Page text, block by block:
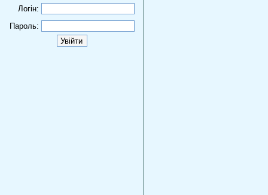
Логін:
Пароль: